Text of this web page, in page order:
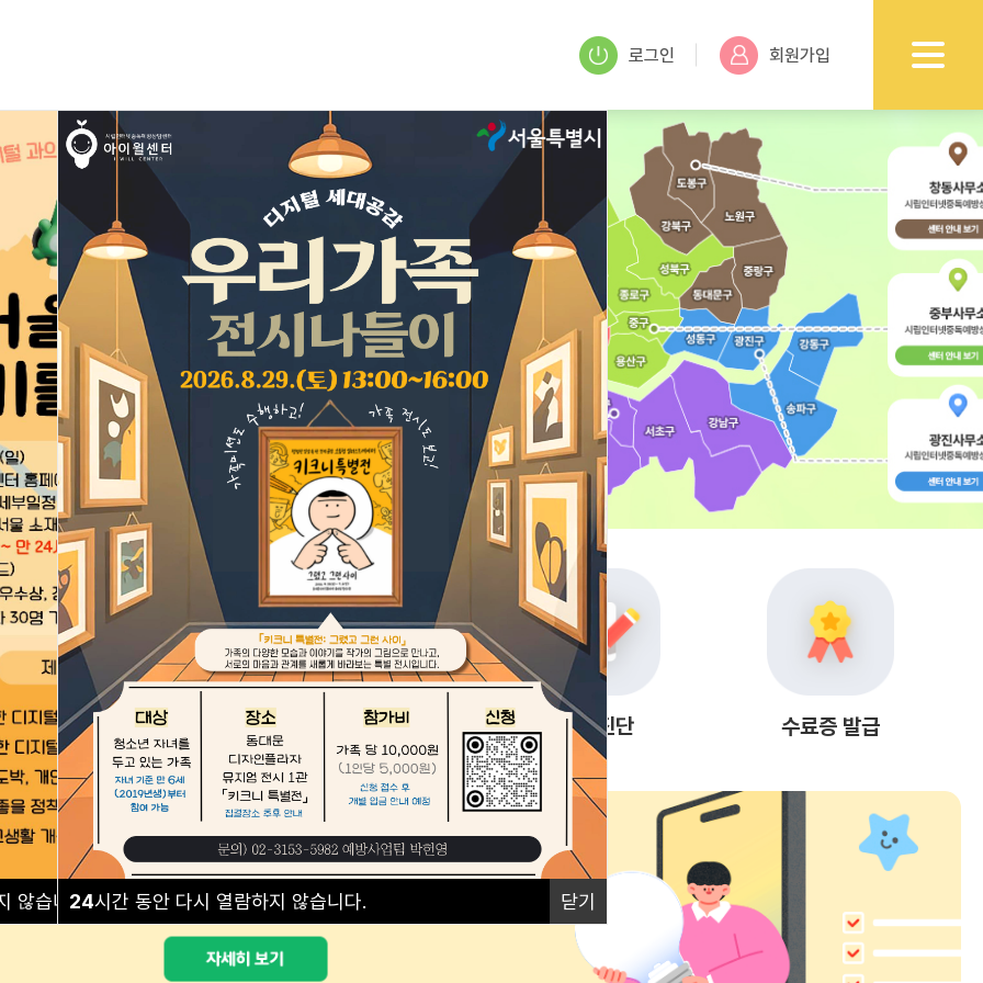
않습니다. 닫기
24시간 동안 다시 열람하지 않습니다. 닫기
로그인 회원가입
예방교육 안내 프로그램 안내 자가진단 수료증 발급